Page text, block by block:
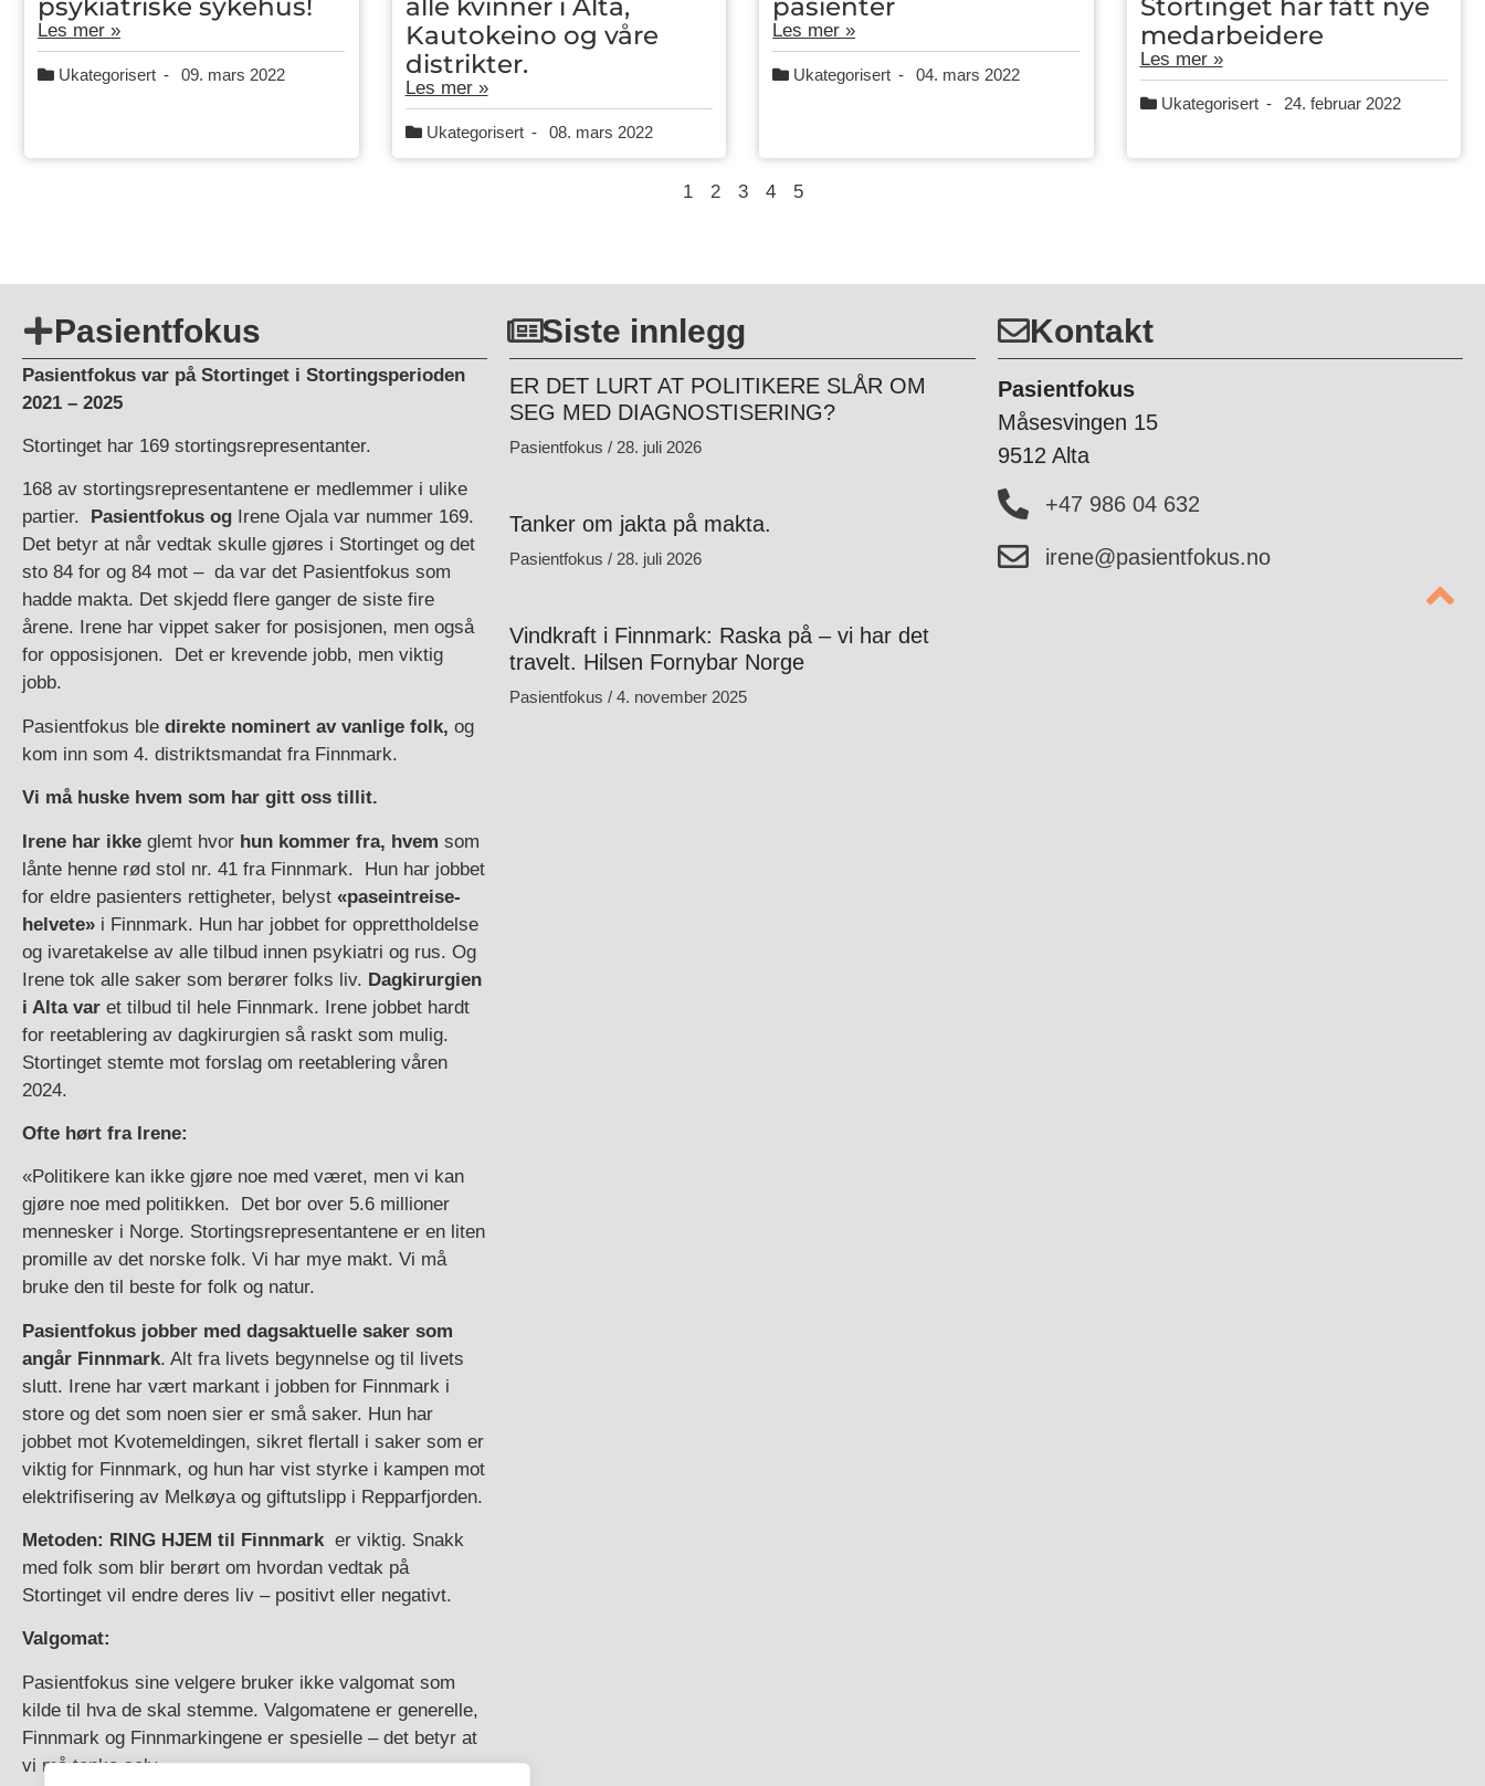
psykiatriske sykehus!
Les mer »
Ukategorisert - 09. mars 2022
alle kvinner i Alta,
Kautokeino og våre
distrikter.
Les mer »
Ukategorisert - 08. mars 2022
pasienter
Les mer »
Ukategorisert - 04. mars 2022
Stortinget har fått nye
medarbeidere
Les mer »
Ukategorisert - 24. februar 2022
1 2 3 4 5
Pasientfokus
Pasientfokus var på Stortinget i Stortingsperioden
2021 – 2025
Stortinget har 169 stortingsrepresentanter.
168 av stortingsrepresentantene er medlemmer i ulike
partier.
Pasientfokus og Irene Ojala var nummer 169.
Det betyr at når vedtak skulle gjøres i Stortinget og det
sto 84 for og 84 mot – da var det Pasientfokus som
hadde makta. Det skjedd flere ganger de siste fire
årene. Irene har vippet saker for posisjonen, men også
for opposisjonen. Det er krevende jobb, men viktig
jobb.
Pasientfokus ble direkte nominert av vanlige folk, og
kom inn som 4. distriktsmandat fra Finnmark.
Vi må huske hvem som har gitt oss tillit.
Irene har ikke glemt hvor hun kommer fra, hvem som
lånte henne rød stol nr. 41 fra Finnmark. Hun har jobbet
for eldre pasienters rettigheter, belyst «paseintreise-
helvete» i Finnmark. Hun har jobbet for opprettholdelse
og ivaretakelse av alle tilbud innen psykiatri og rus. Og
Irene tok alle saker som berører folks liv. Dagkirurgien
i Alta var et tilbud til hele Finnmark. Irene jobbet hardt
for reetablering av dagkirurgien så raskt som mulig.
Stortinget stemte mot forslag om reetablering våren
2024.
Ofte hørt fra Irene:
«Politikere kan ikke gjøre noe med været, men vi kan
gjøre noe med politikken. Det bor over 5.6 millioner
mennesker i Norge. Stortingsrepresentantene er en liten
promille av det norske folk. Vi har mye makt. Vi må
bruke den til beste for folk og natur.
Pasientfokus jobber med dagsaktuelle saker som
angår Finnmark. Alt fra livets begynnelse og til livets
slutt. Irene har vært markant i jobben for Finnmark i
store og det som noen sier er små saker. Hun har
jobbet mot Kvotemeldingen, sikret flertall i saker som er
viktig for Finnmark, og hun har vist styrke i kampen mot
elektrifisering av Melkøya og giftutslipp i Repparfjorden.
Metoden: RING HJEM til Finnmark er viktig. Snakk
med folk som blir berørt om hvordan vedtak på
Stortinget vil endre deres liv – positivt eller negativt.
Valgomat:
Pasientfokus sine velgere bruker ikke valgomat som
kilde til hva de skal stemme. Valgomatene er generelle,
Finnmark og Finnmarkingene er spesielle – det betyr at
vi må tenke selv.
Siste innlegg
ER DET LURT AT POLITIKERE SLÅR OM
SEG MED DIAGNOSTISERING?
Pasientfokus 28. juli 2026
Tanker om jakta på makta.
Pasientfokus 28. juli 2026
Vindkraft i Finnmark: Raska på – vi har det
travelt. Hilsen Fornybar Norge
Pasientfokus 4. november 2025
Kontakt
Pasientfokus
Måsesvingen 15
9512 Alta
+47 986 04 632
irene@pasientfokus.no